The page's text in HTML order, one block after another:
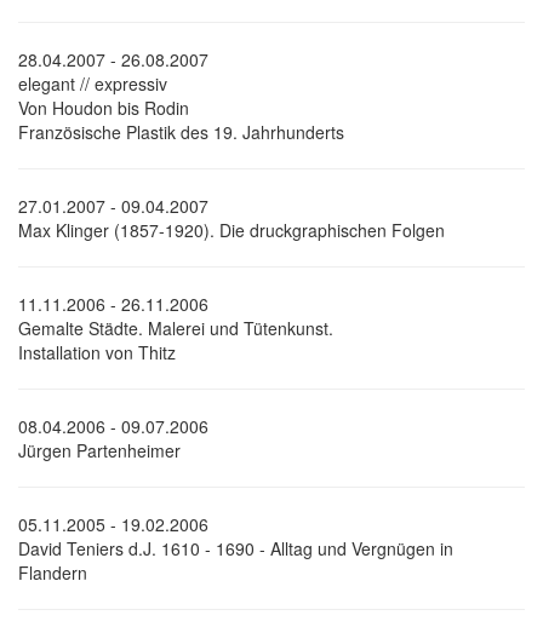
28.04.2007 - 26.08.2007
elegant // expressiv
Von Houdon bis Rodin
Französische Plastik des 19. Jahrhunderts
27.01.2007 - 09.04.2007
Max Klinger (1857-1920). Die druckgraphischen Folgen
11.11.2006 - 26.11.2006
Gemalte Städte. Malerei und Tütenkunst.
Installation von Thitz
08.04.2006 - 09.07.2006
Jürgen Partenheimer
05.11.2005 - 19.02.2006
David Teniers d.J. 1610 - 1690 - Alltag und Vergnügen in
Flandern